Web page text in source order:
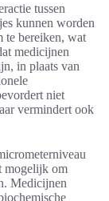
tussen
kunnen worden
te bereiken, wat
medicijnen
in plaats van
niet
vermindert ook
mogelijk om
Medicijnen